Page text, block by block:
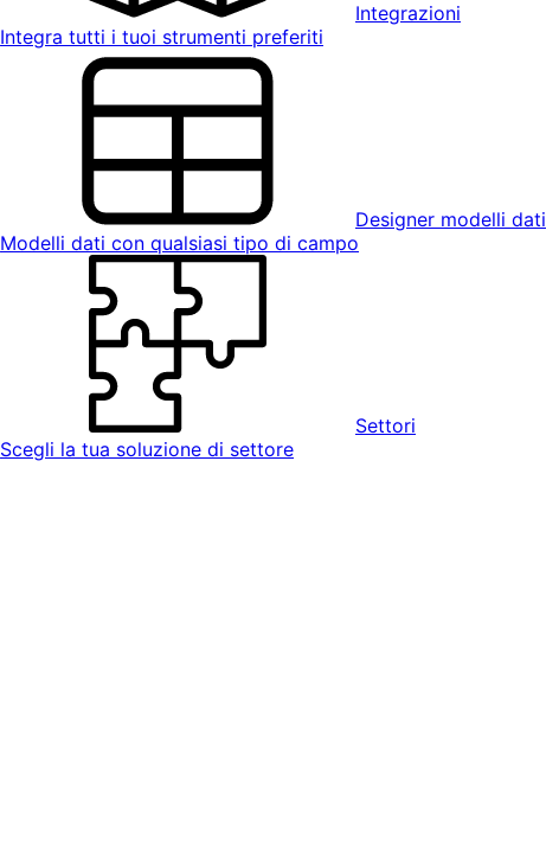
Integrazioni
Integra tutti i tuoi strumenti preferiti
Designer modelli dati
Modelli dati con qualsiasi tipo di campo
Settori
Scegli la tua soluzione di settore